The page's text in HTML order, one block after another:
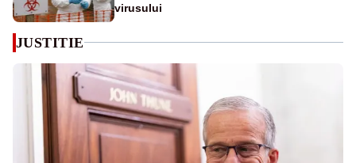
virusului
JUSTITIE